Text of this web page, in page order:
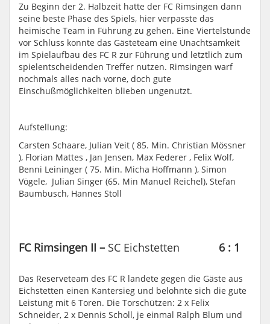
Zu Beginn der 2. Halbzeit hatte der FC Rimsingen dann
seine beste Phase des Spiels, hier verpasste das
heimische Team in Führung zu gehen. Eine Viertelstunde
vor Schluss konnte das Gästeteam eine Unachtsamkeit
im Spielaufbau des FC R zur Führung und letztlich zum
spielentscheidenden Treffer nutzen. Rimsingen warf
nochmals alles nach vorne, doch gute
Einschußmöglichkeiten blieben ungenutzt.
Aufstellung:
Carsten Schaare, Julian Veit ( 85. Min. Christian Mössner
), Florian Mattes , Jan Jensen, Max Federer , Felix Wolf,
Benni Leininger ( 75. Min. Micha Hoffmann ), Simon
Vögele, Julian Singer (65. Min Manuel Reichel), Stefan
Baumbusch, Hannes Stoll
FC Rimsingen II – SC Eichstetten 6 : 1
Das Reserveteam des FC R landete gegen die Gäste aus
Eichstetten einen Kantersieg und belohnte sich die gute
Leistung mit 6 Toren. Die Torschützen: 2 x Felix
Schneider, 2 x Dennis Scholl, je einmal Ralph Blum und